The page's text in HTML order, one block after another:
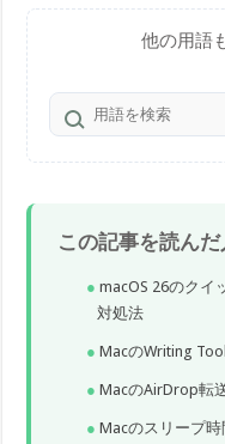
他の用語
この記事を読ん
macOS 26のクイ
対処法
MacのWriting
MacのAirDrop転
Macのスリープ